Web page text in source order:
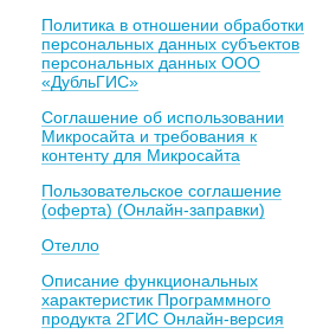
Политика в отношении обработки
персональных данных субъектов
персональных данных ООО
«ДубльГИС»
Соглашение об использовании
Микросайта и требования к
контенту для Микросайта
Пользовательское соглашение
(оферта) (Онлайн-заправки)
Отелло
Описание функциональных
характеристик Программного
продукта 2ГИС Онлайн-версия